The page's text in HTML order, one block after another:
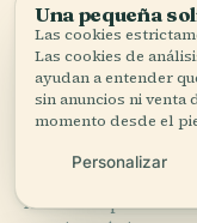
FUENTES
Verificado,
Investigado y
Audiala a partir de
Una pequeña
Las cookies
Las cookies de
ayudan a entender
sin anuncios ni venta
momento desde el
Personalizar